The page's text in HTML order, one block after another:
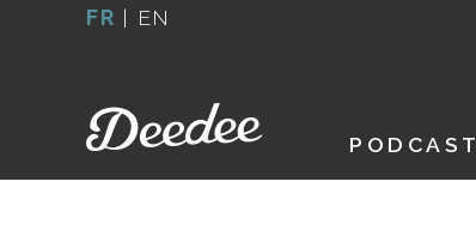
FR | EN
PODCAST